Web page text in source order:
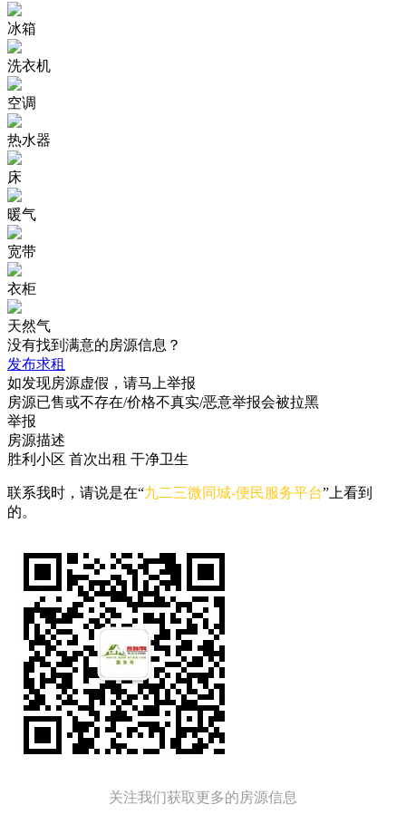
冰箱
洗衣机
空调
热水器
床
暖气
宽带
衣柜
天然气
没有找到满意的房源信息？
发布求租
如发现房源虚假，请马上举报
房源已售或不存在/价格不真实/恶意举报会被拉黑
举报
房源描述
胜利小区 首次出租 干净卫生
联系我时，请说是在“九二三微同城-便民服务平台”上看到
的。
关注我们获取更多的房源信息